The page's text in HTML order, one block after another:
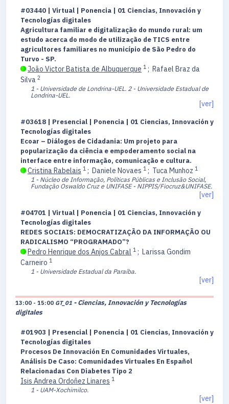
#03440 | Virtual | Ponencia | 01 Ciencias, Innovación y
Tecnologías digitales
Agricultura familiar e digitalização do mundo rural: um
estudo acerca do modo de utilização de TICS entre
agricultores familiares no município de São Pedro do
Turvo - SP.
João Victor Batista de Albuquerque 1 ; Rafael Braz da
Silva 2
1 - Universidade de Londrina-UEL. 2 - Universidade Estadual de
Londrina-UEL.
[ver]
#03618 | Presencial | Ponencia | 01 Ciencias, Innovación y
Tecnologías digitales
Ecoar – Diálogos de Cidadania: Um projeto para
popularização da ciência e empoderamento social na
interface entre informação, comunicação e cultura.
Cristina Rabelais 1 ; Daniele Novaes 1 ; Tuca Munhoz 1
1 - Núcleo de Informação, Políticas Públicas e Inclusão Social,
Fundação Oswaldo Cruz e UNIFASE - NIPPIS/Fiocruz&UNIFASE.
[ver]
#04701 | Virtual | Ponencia | 01 Ciencias, Innovación y
Tecnologías digitales
REDES SOCIAIS: DEMOCRATIZAÇÃO DA INFORMAÇÃO OU
RADICALISMO “PROGRAMADO”?
Pedro Henrique dos Anjos Cabral 1 ; Larissa Gondim
Carneiro 1
1 - Universidade Estadual da Paraíba.
[ver]
13:00 - 15:00 GT_01 - Ciencias, Innovación y Tecnologías
digitales
#01903 | Presencial | Ponencia | 01 Ciencias, Innovación y
Tecnologías digitales
Procesos De Innovación En Comunidades Virtuales,
Análisis De Caso: Comunidades Virtuales En Español
Relacionadas Con Diabetes Tipo 2
Isis Andrea Ordoñez Linares 1
1 - UAM-Xochimilco.
[ver]